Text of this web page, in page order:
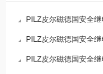
PILZ皮尔磁德国安全
PILZ皮尔磁德国安全
PILZ皮尔磁德国安全